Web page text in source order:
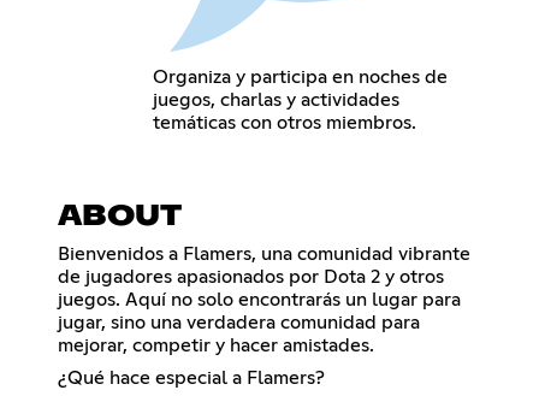
Organiza y participa en noches de
juegos, charlas y actividades
temáticas con otros miembros.
ABOUT
Bienvenidos a Flamers, una comunidad vibrante
de jugadores apasionados por Dota 2 y otros
juegos. Aquí no solo encontrarás un lugar para
jugar, sino una verdadera comunidad para
mejorar, competir y hacer amistades.
¿Qué hace especial a Flamers?